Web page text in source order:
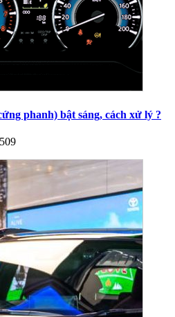
phanh) bật sáng, cách xử lý ?